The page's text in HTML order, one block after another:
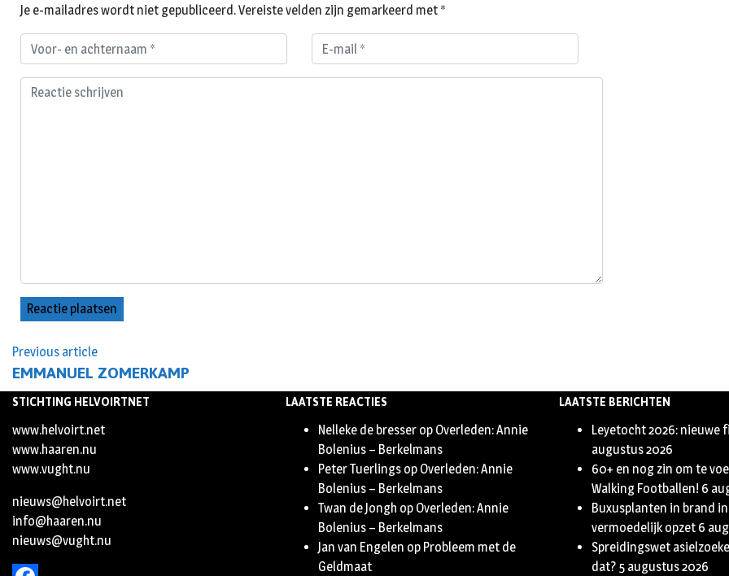
Previous article
EMMANUEL ZOMERKAMP
Je e-mailadres wordt niet gepubliceerd.Vereiste velden zijn gemarkeerd met *
STICHTING HELVOIRTNET
www.helvoirt.net
www.haaren.nu
www.vught.nu
nieuws@helvoirt.net
info@haaren.nu
nieuws@vught.nu
LAATSTE REACTIES
Nelleke de bresser op Overleden: Annie
Bolenius – Berkelmans
Peter Tuerlings op Overleden: Annie
Bolenius – Berkelmans
Twan de Jongh op Overleden: Annie
Bolenius – Berkelmans
Jan van Engelen op Probleem met de
Geldmaat
LAATSTE BERICHTEN
Leyetocht 2026: nieuwe
augustus 2026
60+ en nog zin om te
Walking Footballen! 6
Buxusplanten in brand
vermoedelijk opzet 6
Spreidingswet
dat? 5 augustus 2026